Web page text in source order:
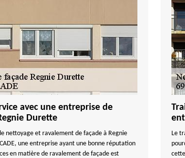
avec une entreprise de
Durette
nettoyage et ravalement de façade à Regnie
une entreprise ayant une bonne réputation
en matière de ravalement de façade est
Le